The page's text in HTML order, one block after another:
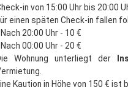
in von 15:00 Uhr bis 20:00
einen späten Check-in fallen
20:00 Uhr - 10 €
00:00 Uhr - 20 €
Wohnung unterliegt der
Kaution in Höhe von 150 €